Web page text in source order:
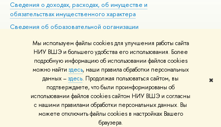
Мы используем файлы cookies для улучшения работы сайта
НИУ ВШЭ и большего удобства его использования. Более
подробную информацию об использовании файлов cookies
можно найти здесь, наши правила обработки персональных
данных –здесь. Продолжая пользоваться сайтом, вы
подтверждаете, что были проинформированы об
использовании файлов cookies сайтом НИУ ВШЭ и согласны
с нашими правилами обработки персональных данных. Вы
можете отключить файлы cookies в настройках Вашего
браузера.
✖
Сведения о доходах, расходах, об имуществе и
обязательствах имущественного характера
Сведения об образовательной организации
Людям с ограниченными возможностями здоровья
Единая платежная страница
Работа в Вышке
© НИУ ВШЭ 1993–2026 Адреса и контакты Условия использования
материалов Политика конфиденциальности Карта сайта
Шрифты HSE Sans и HSE Slab разработаны вШколе дизайна НИУ ВШЭ